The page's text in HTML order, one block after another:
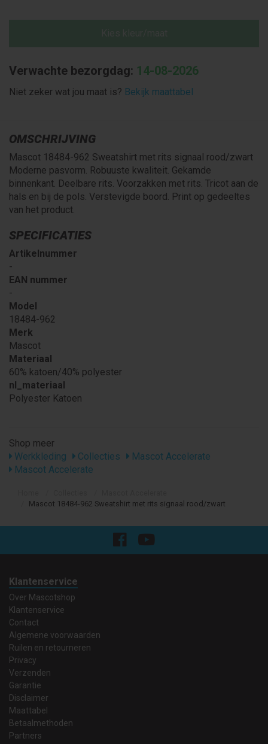
Verwachte bezorgdag: 14-08-2026
Niet zeker wat jou maat is? Bekijk maattabel
OMSCHRIJVING
Mascot 18484-962 Sweatshirt met rits signaal rood/zwart
Moderne pasvorm. Robuuste kwaliteit. Gekamde
binnenkant. Deelbare rits. Voorzakken met rits. Tricot aan de
hals en bij de pols. Verstevigde boord. Print op gedeeltes
van het product.
SPECIFICATIES
Artikelnummer
-
EAN nummer
-
Model
18484-962
Merk
Mascot
Materiaal
60% katoen/40% polyester
nl_materiaal
Polyester Katoen
Shop meer
Werkkleding
Collecties
Mascot Accelerate
Mascot Accelerate
Mascot 18484-962 Sweatshirt met rits signaal rood/zwart
Klantenservice
Over Mascotshop
Klantenservice
Contact
Algemene voorwaarden
Ruilen en retourneren
Privacy
Verzenden
Garantie
Disclaimer
Maattabel
Betaalmethoden
Partners